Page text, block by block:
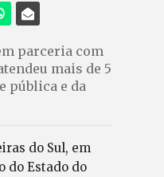
parceria com
mais de 5
pública e da
do Sul, em
do Estado do